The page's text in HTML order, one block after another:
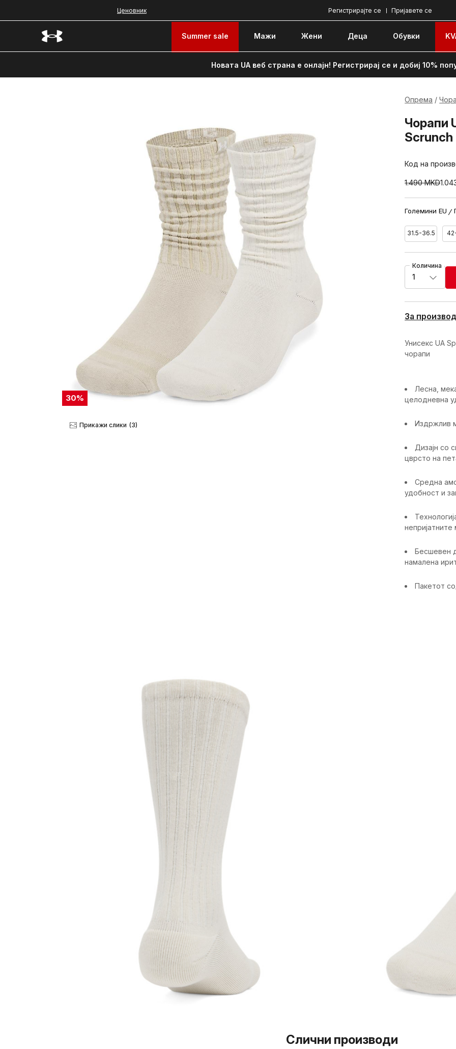
Ценовник Пријавете се
Регистрирајте се
Summer sale Мажи Жени Децa Обувки
Новата UA веб страна е онлајн! Регистрирај се и добиј 10%
30%
Прикажи слики (3)
Опрема
Чорапи
Scrunch
Код на
1.490 MKD
Големини EU
31.5-36.5
Количина
1
За
Унисекс UA
чорапи
Лесна,
целодневна
Издржлив
Дизајн со
цврсто на
Средна
удобност и
Бесшевен
намалена
Пакетот
Слични производи